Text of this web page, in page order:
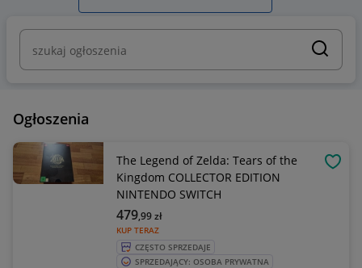
szukaj ogłoszenia
Ogłoszenia
The Legend of Zelda: Tears of the
Kingdom COLLECTOR EDITION
NINTENDO SWITCH
KUP TERAZ
479,99zł
CZĘSTO SPRZEDAJE
SPRZEDAJĄCY: OSOBA PRYWATNA